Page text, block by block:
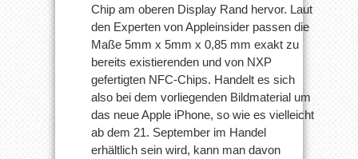
Chip am oberen Display Rand hervor. Laut
den Experten von Appleinsider passen die
Maße 5mm x 5mm x 0,85 mm exakt zu
bereits existierenden und von NXP
gefertigten NFC-Chips. Handelt es sich
also bei dem vorliegenden Bildmaterial um
das neue Apple iPhone, so wie es vielleicht
ab dem 21. September im Handel
erhältlich sein wird, kann man davon